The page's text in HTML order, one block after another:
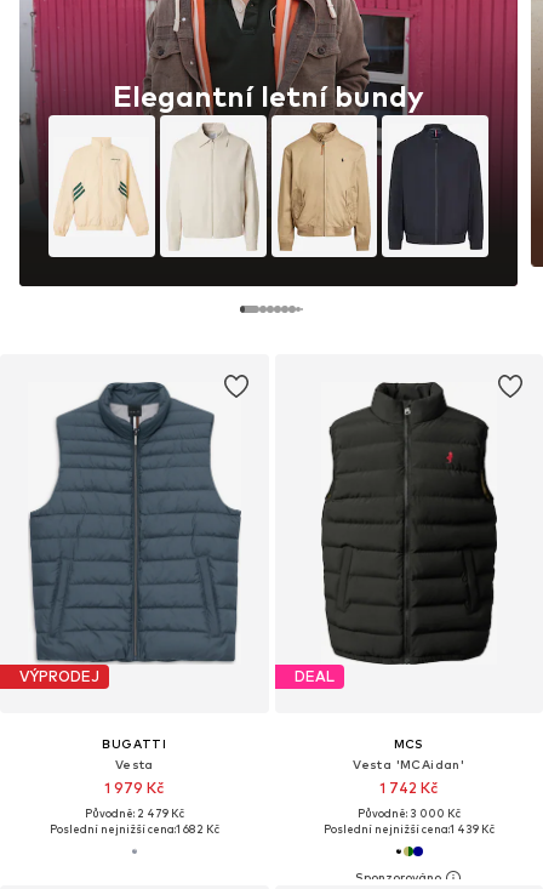
VÝPRODEJ
BUGATTI
Vesta
1 979 Kč
Původně: 2 479 Kč
Poslední nejnižší cena:1 682 Kč
Elegantní letní bundy
DEAL
MCS
Vesta 'MCAidan'
1 742 Kč
Původně: 3 000 Kč
Poslední nejnižší cena:1 439 Kč